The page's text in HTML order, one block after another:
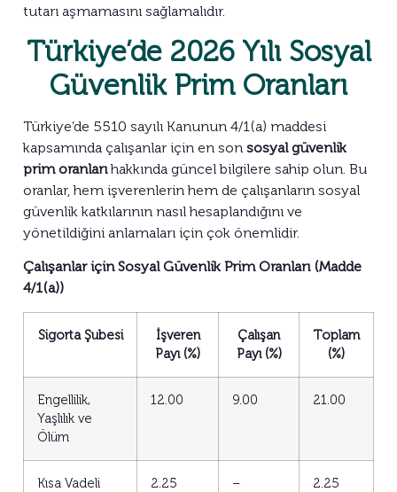
tutarı aşmamasını sağlamalıdır.
Türkiye’de 2026 Yılı Sosyal
Güvenlik Prim Oranları
Türkiye’de 5510 sayılı Kanunun 4/1(a) maddesi
kapsamında çalışanlar için en son sosyal güvenlik
prim oranlarıhakkında güncel bilgilere sahip olun. Bu
oranlar, hem işverenlerin hem de çalışanların sosyal
güvenlik katkılarının nasıl hesaplandığını ve
yönetildiğini anlamaları için çok önemlidir.
Çalışanlar için Sosyal Güvenlik Prim Oranları (Madde
4/1(a))
Sigorta Şubesi
İşveren
Payı (%)
Çalışan
Payı (%)
Toplam
(%)
Engellilik,
Yaşlılık ve
Ölüm
12.00 9.00 21.00
Kısa Vadeli
2.25 – 2.25